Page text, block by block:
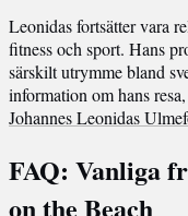
Leonidas fortsätter vara
fitness och sport. Hans
särskilt utrymme bland
information om hans
Johannes Leonidas
FAQ: Vanliga
on the Beach